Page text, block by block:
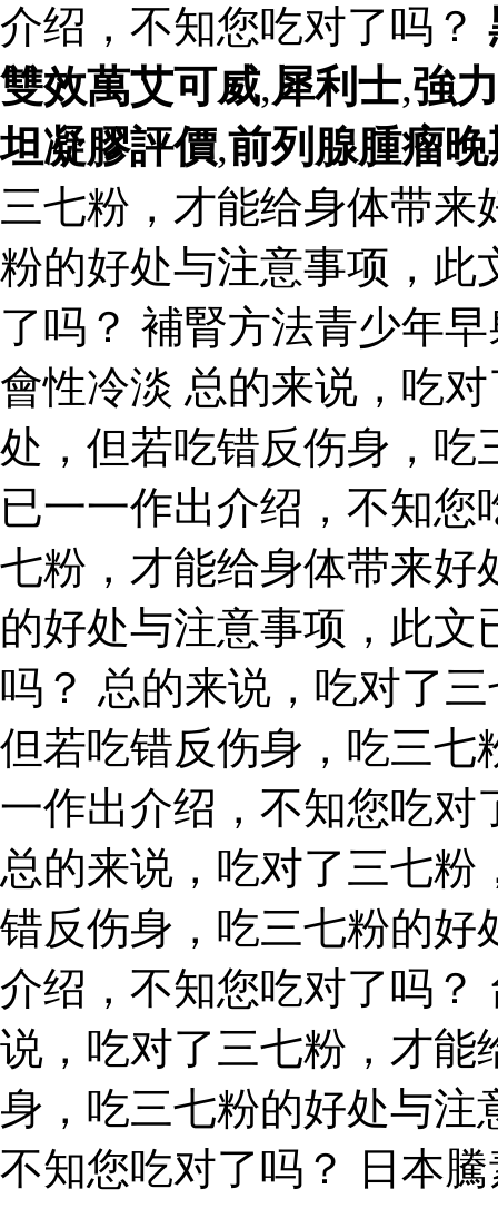
介绍，不知您吃对了吗？
雙效萬艾可威,犀利士,強
坦凝膠評價,前列腺腫瘤
三七粉，才能给身体带
粉的好处与注意事项，此
了吗？ 補腎方法青少年
會性冷淡 总的来说，吃
处，但若吃错反伤身，吃
已一一作出介绍，不知
七粉，才能给身体带来好
的好处与注意事项，此
吗？ 总的来说，吃对了
但若吃错反伤身，吃三七
一作出介绍，不知您吃对
总的来说，吃对了三七
错反伤身，吃三七粉的好
介绍，不知您吃对了吗
说，吃对了三七粉，才能
身，吃三七粉的好处与注
不知您吃对了吗？ 日本